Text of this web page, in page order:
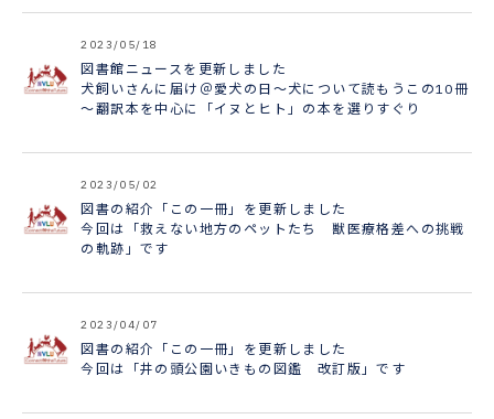
2023/05/18
図書館ニュースを更新しました
犬飼いさんに届け＠愛犬の日～犬について読もうこの10冊
～翻訳本を中心に「イヌとヒト」の本を選りすぐり
2023/05/02
図書の紹介「この一冊」を更新しました
今回は「救えない地方のペットたち 獣医療格差への挑戦
の軌跡」です
2023/04/07
図書の紹介「この一冊」を更新しました
今回は「井の頭公園いきもの図鑑 改訂版」です